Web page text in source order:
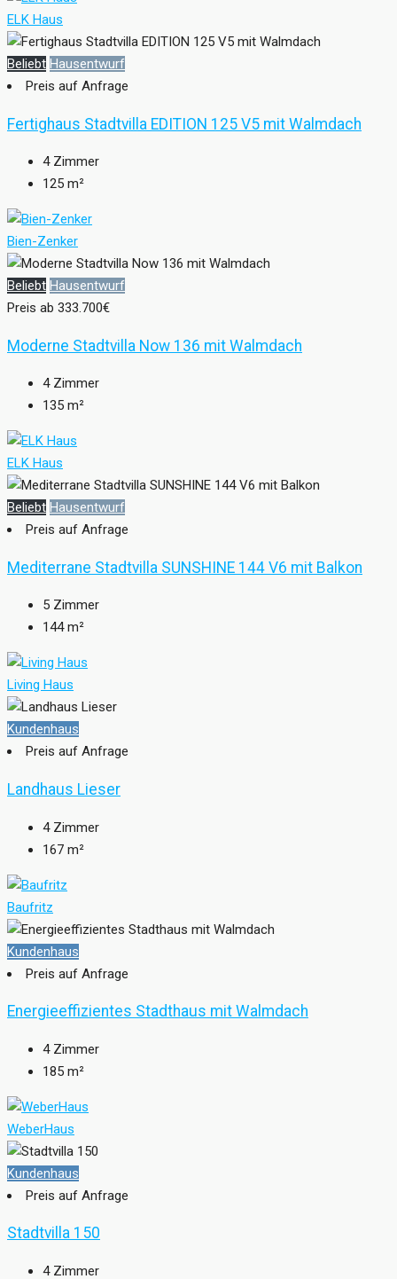
ELK Haus
Beliebt Hausentwurf
Preis auf Anfrage
Fertighaus Stadtvilla EDITION 125 V5 mit Walmdach
4 Zimmer
125 m²
Bien-Zenker
Beliebt Hausentwurf
Preis ab 333.700€
Moderne Stadtvilla Now 136 mit Walmdach
4 Zimmer
135 m²
ELK Haus
Beliebt Hausentwurf
Preis auf Anfrage
Mediterrane Stadtvilla SUNSHINE 144 V6 mit Balkon
5 Zimmer
144 m²
Living Haus
Kundenhaus
Preis auf Anfrage
Landhaus Lieser
4 Zimmer
167 m²
Baufritz
Kundenhaus
Preis auf Anfrage
Energieeffizientes Stadthaus mit Walmdach
4 Zimmer
185 m²
WeberHaus
Kundenhaus
Preis auf Anfrage
Stadtvilla 150
4 Zimmer